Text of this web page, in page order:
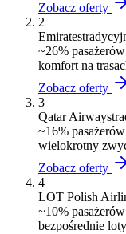
Zobacz oferty
2
Emirates
~26%
komfort na
Zobacz oferty
3
Qatar Airways
~16%
wielokrotny
Zobacz oferty
4
LOT Polish
~10%
bezpośrednie